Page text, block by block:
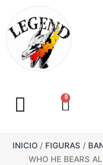
0
INICIO / FIGURAS /
WHO HE BEARS